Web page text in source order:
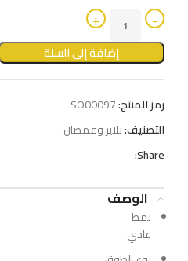
إضافة إلى السلة
رمز المنتج:SO00097
التصنيف:بلايز وقمصان
Share:
الوصف
نمط
عادي